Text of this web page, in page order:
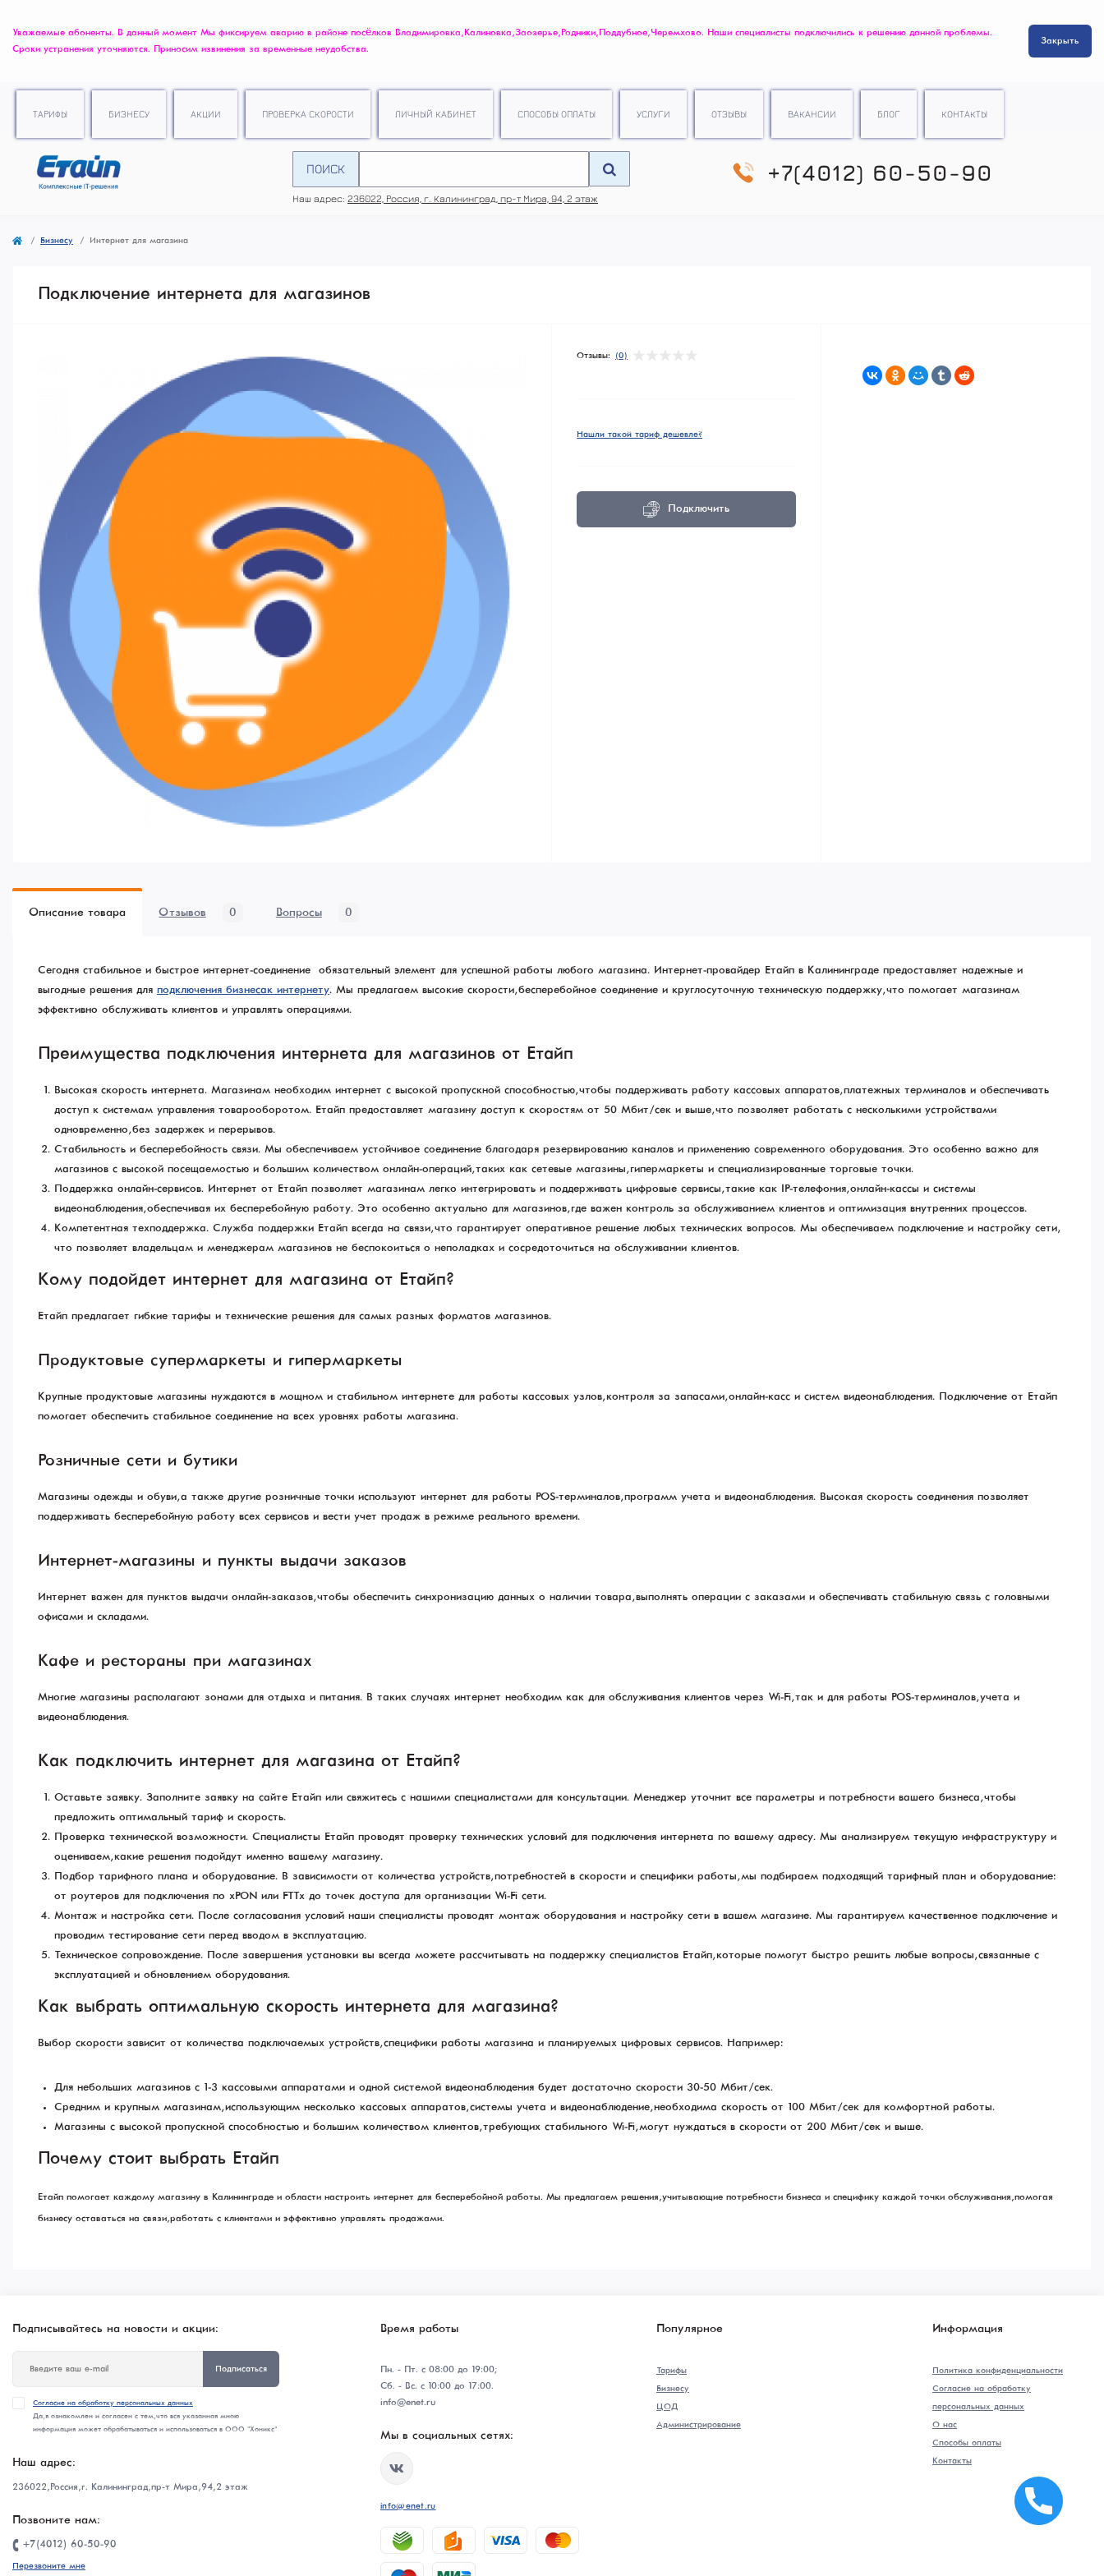
Уважаемые абоненты. В данный момент Мы фиксируем аварию в районе посёлков Владимировка, Калиновка, Заозерье, Родники, Поддубное, Черемхово. Наши специалисты подключились к решению данной проблемы.
Сроки устранения уточняются. Приносим извинения за временные неудобства.
Закрыть
ТАРИФЫ БИЗНЕСУ АКЦИИ ПРОВЕРКА СКОРОСТИ ЛИЧНЫЙ КАБИНЕТ СПОСОБЫ ОПЛАТЫ УСЛУГИ ОТЗЫВЫ ВАКАНСИИ БЛОГ КОНТАКТЫ
ПОИСК
Наш адрес: 236022, Россия, г. Калининград, пр-т Мира, 94, 2 этаж
+7(4012) 60-50-90
Бизнесу Интернет для магазина
Подключение интернета для магазинов
Отзывы: (0)
Нашли такой тариф дешевле?
Подключить
Описание товара Отзывов 0 Вопросы 0
Сегодня стабильное и быстрое интернет-соединение — обязательный элемент для успешной работы любого магазина. Интернет-провайдер Етайп в Калининграде предоставляет надежные и
выгодные решения для подключения бизнеса к интернету. Мы предлагаем высокие скорости, бесперебойное соединение и круглосуточную техническую поддержку, что помогает магазинам
эффективно обслуживать клиентов и управлять операциями.
Преимущества подключения интернета для магазинов от Етайп
Высокая скорость интернета. Магазинам необходим интернет с высокой пропускной способностью, чтобы поддерживать работу кассовых аппаратов, платежных терминалов и обеспечивать
доступ к системам управления товарооборотом. Етайп предоставляет магазину доступ к скоростям от 50 Мбит/сек и выше, что позволяет работать с несколькими устройствами
одновременно, без задержек и перерывов.
Стабильность и бесперебойность связи. Мы обеспечиваем устойчивое соединение благодаря резервированию каналов и применению современного оборудования. Это особенно важно для
магазинов с высокой посещаемостью и большим количеством онлайн-операций, таких как сетевые магазины, гипермаркеты и специализированные торговые точки.
Поддержка онлайн-сервисов. Интернет от Етайп позволяет магазинам легко интегрировать и поддерживать цифровые сервисы, такие как IP-телефония, онлайн-кассы и системы
видеонаблюдения, обеспечивая их бесперебойную работу. Это особенно актуально для магазинов, где важен контроль за обслуживанием клиентов и оптимизация внутренних процессов.
Компетентная техподдержка. Служба поддержки Етайп всегда на связи, что гарантирует оперативное решение любых технических вопросов. Мы обеспечиваем подключение и настройку сети,
что позволяет владельцам и менеджерам магазинов не беспокоиться о неполадках и сосредоточиться на обслуживании клиентов.
Кому подойдет интернет для магазина от Етайп?
Етайп предлагает гибкие тарифы и технические решения для самых разных форматов магазинов.
Продуктовые супермаркеты и гипермаркеты
Крупные продуктовые магазины нуждаются в мощном и стабильном интернете для работы кассовых узлов, контроля за запасами, онлайн-касс и систем видеонаблюдения. Подключение от Етайп
помогает обеспечить стабильное соединение на всех уровнях работы магазина.
Розничные сети и бутики
Магазины одежды и обуви, а также другие розничные точки используют интернет для работы POS-терминалов, программ учета и видеонаблюдения. Высокая скорость соединения позволяет
поддерживать бесперебойную работу всех сервисов и вести учет продаж в режиме реального времени.
Интернет-магазины и пункты выдачи заказов
Интернет важен для пунктов выдачи онлайн-заказов, чтобы обеспечить синхронизацию данных о наличии товара, выполнять операции с заказами и обеспечивать стабильную связь с головными
офисами и складами.
Кафе и рестораны при магазинах
Многие магазины располагают зонами для отдыха и питания. В таких случаях интернет необходим как для обслуживания клиентов через Wi-Fi, так и для работы POS-терминалов, учета и
видеонаблюдения.
Как подключить интернет для магазина от Етайп?
Оставьте заявку. Заполните заявку на сайте Етайп или свяжитесь с нашими специалистами для консультации. Менеджер уточнит все параметры и потребности вашего бизнеса, чтобы
предложить оптимальный тариф и скорость.
Проверка технической возможности. Специалисты Етайп проводят проверку технических условий для подключения интернета по вашему адресу. Мы анализируем текущую инфраструктуру и
оцениваем, какие решения подойдут именно вашему магазину.
Подбор тарифного плана и оборудование. В зависимости от количества устройств, потребностей в скорости и специфики работы, мы подбираем подходящий тарифный план и оборудование:
от роутеров для подключения по xPON или FTTx до точек доступа для организации Wi-Fi сети.
Монтаж и настройка сети. После согласования условий наши специалисты проводят монтаж оборудования и настройку сети в вашем магазине. Мы гарантируем качественное подключение и
проводим тестирование сети перед вводом в эксплуатацию.
Техническое сопровождение. После завершения установки вы всегда можете рассчитывать на поддержку специалистов Етайп, которые помогут быстро решить любые вопросы, связанные с
эксплуатацией и обновлением оборудования.
Как выбрать оптимальную скорость интернета для магазина?
Выбор скорости зависит от количества подключаемых устройств, специфики работы магазина и планируемых цифровых сервисов. Например:
Для небольших магазинов с 1-3 кассовыми аппаратами и одной системой видеонаблюдения будет достаточно скорости 30-50 Мбит/сек.
Средним и крупным магазинам, использующим несколько кассовых аппаратов, системы учета и видеонаблюдение, необходима скорость от 100 Мбит/сек для комфортной работы.
Магазины с высокой пропускной способностью и большим количеством клиентов, требующих стабильного Wi-Fi, могут нуждаться в скорости от 200 Мбит/сек и выше.
Почему стоит выбрать Етайп
Етайп помогает каждому магазину в Калининграде и области настроить интернет для бесперебойной работы. Мы предлагаем решения, учитывающие потребности бизнеса и специфику каждой точки обслуживания, помогая
бизнесу оставаться на связи, работать с клиентами и эффективно управлять продажами.
Подписывайтесь на новости и акции:
Подписаться
Согласие на обработку персональных данных
Да, я ознакомлен и согласен с тем, что вся указанная мною
информация может обрабатываться и использоваться в ООО "Хоникс"
Наш адрес:
236022, Россия, г. Калининград, пр-т Мира, 94, 2 этаж
Позвоните нам:
+7(4012) 60-50-90
Перезвоните мне
Время работы
Пн. - Пт. с 08:00 до 19:00;
Сб. - Вс. с 10:00 до 17:00.
info@enet.ru
Мы в социальных сетях:
info@enet.ru
Популярное
Тарифы
Бизнесу
ЦОД
Администрирование
Информация
Политика конфиденциальности
Согласие на обработку
персональных данных
О нас
Способы оплаты
Контакты